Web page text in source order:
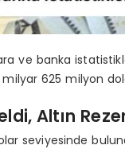
ve banka
625 milyon
Altın
seviyesinde